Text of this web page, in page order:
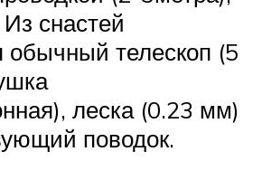
снастей
обычный телескоп (5
леска (0.23 мм)
поводок.